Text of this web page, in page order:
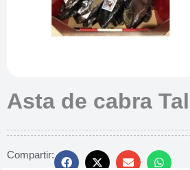
Asta de cabra
Compartir: